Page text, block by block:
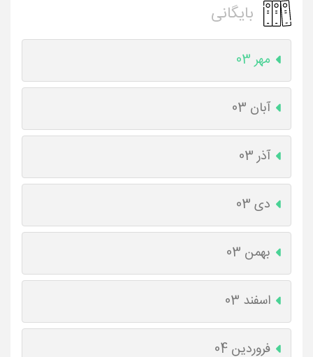
بایگانی
مهر 03
آبان 03
آذر 03
دی 03
بهمن 03
اسفند 03
فروردین 04